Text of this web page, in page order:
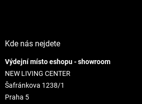
Kde nás nejdete
Výdejní místo eshopu - showroom
NEW LIVING CENTER
Šafránkova 1238/1
Praha 5